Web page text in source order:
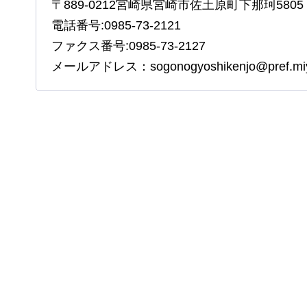
〒889-0212宮崎県宮崎市佐土原町下那珂5805
電話番号:0985-73-2121
ファクス番号:0985-73-2127
メールアドレス：